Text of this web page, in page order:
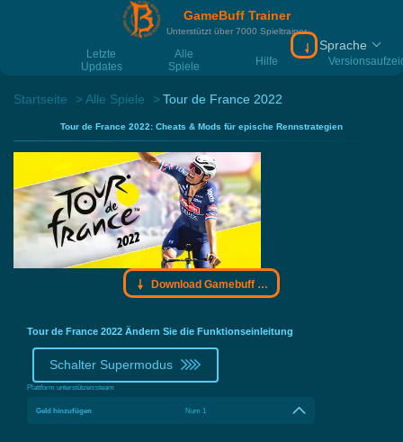
GameBuff Trainer
Unterstützt über 7000 Spieltrainer
Letzte
Updates
Alle
Spiele
Hilfe
Download
Sprache
Startseite Alle Spiele Tour de France 2022
Tour de France 2022: Cheats & Mods für epische Rennstrategien
Download Gamebuff Trainer
Tour de France 2022 Ändern Sie die Funktionseinleitung
Schalter Supermodus
Plattform unterstützen:steam
Geld hinzufügen Num 1